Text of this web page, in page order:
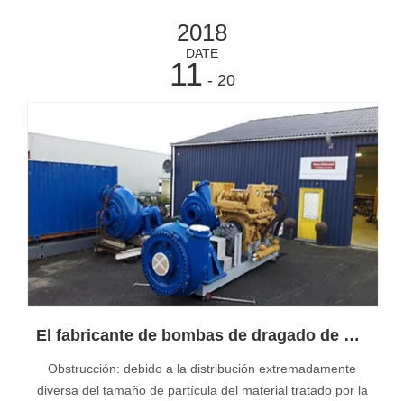
2018
DATE
11 - 20
El fabricante de bombas de dragado de China le reminfd los problemas específicos enfrentados en la operación de la bomba de dragado
Obstrucción: debido a la distribución extremadamente
diversa del tamaño de partícula del material tratado por la